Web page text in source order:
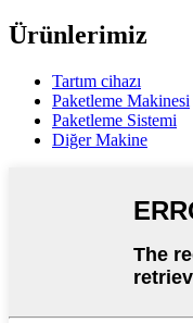
Ürünlerimiz
Tartım cihazı
Paketleme Makinesi
Paketleme Sistemi
Diğer Makine